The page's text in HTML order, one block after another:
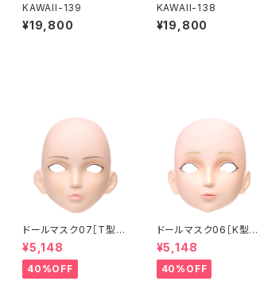
KAWAII-139
¥19,800
KAWAII-138
¥19,800
ドールマスク07［T型］
化粧目穴処理済 MASK
07 [DOLL T] Openin
g eye hole and mak
e up
¥5,148
40%OFF
ドールマスク06［K型］
化粧目穴処理 MASK0
6 [DOLL K] Opening
eye hole and make
up
¥5,148
40%OFF